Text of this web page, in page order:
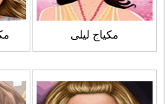
مكياج ليلى